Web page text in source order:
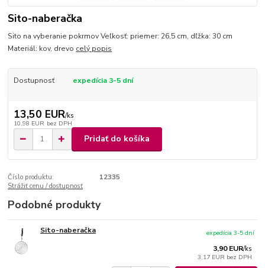
Sito-naberačka
Sito na vyberanie pokrmov Veľkosť: priemer: 26,5 cm, dľžka: 30 cm
Materiál: kov, drevo celý popis
Dostupnosť expedícia 3-5 dní
13,50 EUR/ks
10,98 EUR bez DPH
Pridať do košíka
Číslo produktu:
12335
Strážiť cenu / dostupnosť
Podobné produkty
Sito-naberačka
3,90 EUR/ks
3,17 EUR bez DPH
expedícia 3-5 dní